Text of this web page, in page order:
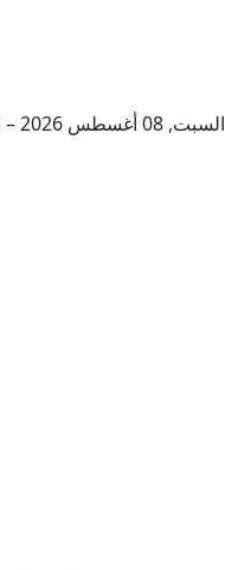
السبت, 08 أغسطس 2026 – 25 صفر 1448 هـ